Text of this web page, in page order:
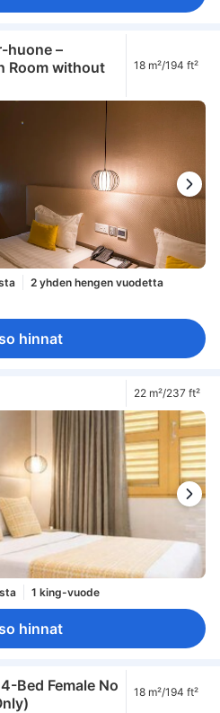
huone –
Room without
18 m²/194 ft²
2 yhden hengen vuodetta
hinnat
22 m²/237 ft²
1 king-vuode
hinnat
Bed Female No
18 m²/194 ft²